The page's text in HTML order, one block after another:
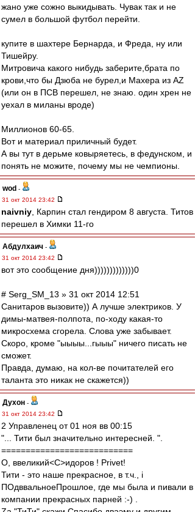
жано уже сожно выкидывать. Чувак так и не
сумел в большой футбол перейти.
купите в шахтере Бернарда, и Фреда, ну или
Тишейру.
Митровича какого нибудь заберите,брата по
крови,что бы Дзюба не бурел,и Махера из АZ
(или он в ПСВ перешел, не знаю. один хрен не
уехал в миланы вроде)
Миллионов 60-65.
Вот и материал приличный будет.
А вы тут в дерьме ковыряетесь, в федунском, и
понять не можите, почему мы не чемпионы.
wod -
31 окт 2014 23:42
naivniy , Карпин стал гендиром 8 августа. Титов
перешел в Химки 11-го
Абдулхаич -
31 окт 2014 23:42
вот это сообщение дня)))))))))))))0
# Serg_SM_13 » 31 окт 2014 12:51
Санитаров вызовите)) А лучше электриков. У
димы-матвея-полпота, по-ходу какая-то
микросхема сгорела. Слова уже забывает.
Скоро, кроме "ыыыы...гыыы" ничего писать не
сможет.
Правда, думаю, на кол-ве почитателей его
таланта это никак не скажется))
Духон -
31 окт 2014 23:42
2 Управленец от 01 ноя вв 00:15
"... Тити был значительно интересней. ".
===========================
О, ввеликий<C>идоров ! Privet!
Тити - это наше прекрасное, в т.ч., i
ПОдввальноеПрошлое, где мы была и пивали в
компании прекрасных парней :-) .